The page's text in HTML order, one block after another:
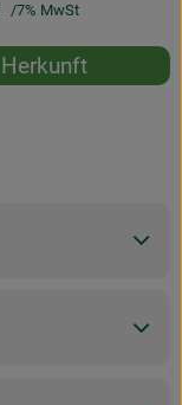
7% MwSt
Herkunft